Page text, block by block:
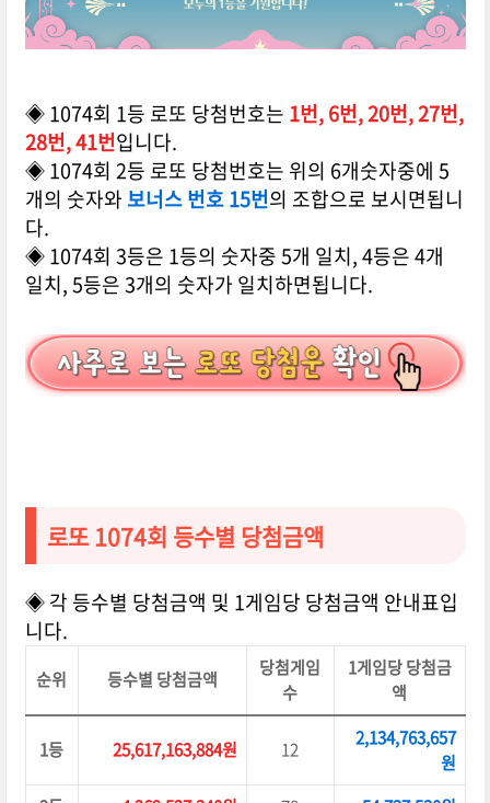
◈ 1074회 1등 로또 당첨번호는 1번, 6번, 20번, 27번,
28번, 41번입니다.
◈ 1074회 2등 로또 당첨번호는 위의 6개숫자중에 5
개의 숫자와 보너스 번호 15번의 조합으로 보시면됩니
다.
◈ 1074회 3등은 1등의 숫자중 5개 일치, 4등은 4개
일치, 5등은 3개의 숫자가 일치하면됩니다.
로또 1074회 등수별 당첨금액
◈ 각 등수별 당첨금액 및 1게임당 당첨금액 안내표입
니다.
순위 등수별 당첨금액
당첨게임
수
1게임당 당첨금
액
1등 25,617,163,884원 12
2,134,763,657
원